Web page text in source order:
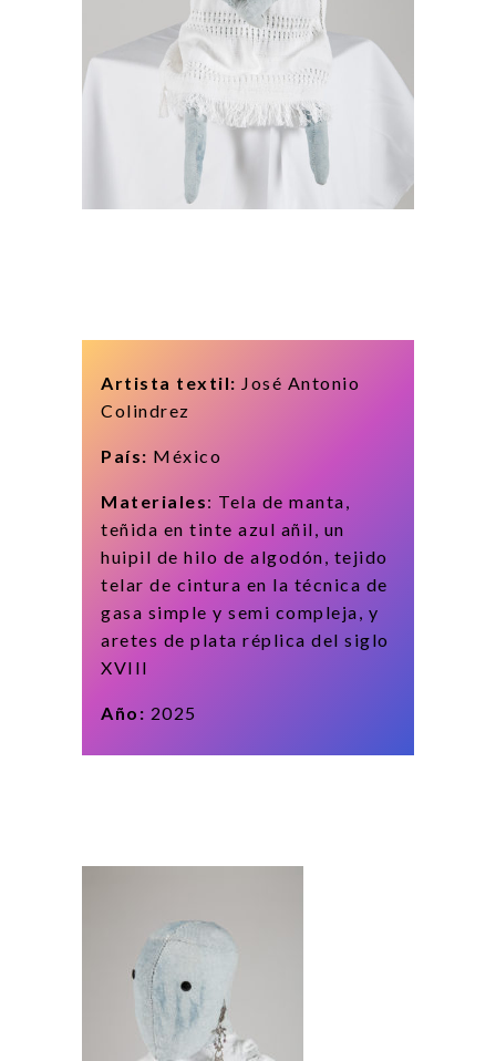
Artista textil: José Antonio
Colindrez
País: México
Materiales: Tela de manta,
teñida en tinte azul añil, un
huipil de hilo de algodón, tejido
telar de cintura en la técnica de
gasa simple y semi compleja, y
aretes de plata réplica del siglo
XVIII
Año: 2025